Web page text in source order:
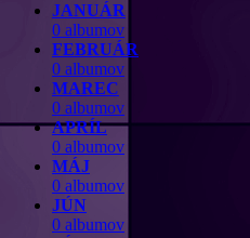
JANUÁR
0 albumov
FEBRUÁR
0 albumov
MAREC
0 albumov
APRÍL
0 albumov
MÁJ
0 albumov
JÚN
0 albumov